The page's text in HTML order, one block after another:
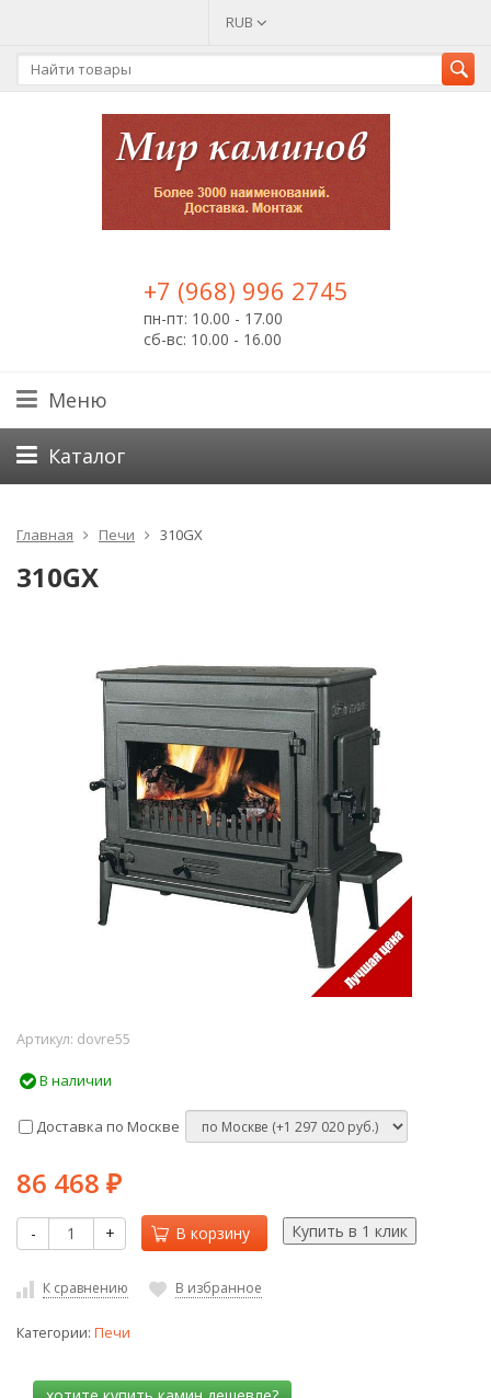
RUB
+7 (968) 996 2745
пн-пт: 10.00 - 17.00
сб-вс: 10.00 - 16.00
Меню
Каталог
Главная Печи 310GX
310GX
Артикул: dovre55
В наличии
Доставка по Москве
86 468 ₽
- + В корзину
К сравнению В избранное
Категории: Печи